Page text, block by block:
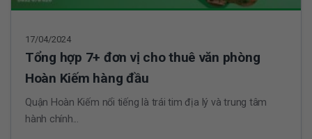
17/04/2024
Tổng hợp 7+ đơn vị cho thuê văn phòng
Hoàn Kiếm hàng đầu
Quận Hoàn Kiếm nổi tiếng là trái tim địa lý và trung tâm
hành chính...